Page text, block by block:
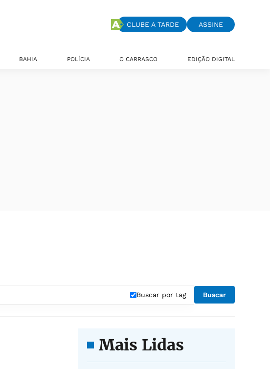
CLUBE A TARDE ASSINE
BAHIA POLÍCIA O CARRASCO EDIÇÃO DIGITAL
Buscar por tag Buscar
Mais Lidas